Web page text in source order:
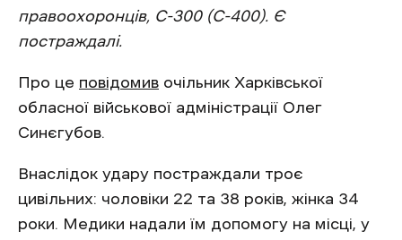
правоохоронців, С-300 (С-400). Є
постраждалі.
Про це повідомив очільник Харківської
обласної військової адміністрації Олег
Синєгубов.
Внаслідок удару постраждали троє
цивільних: чоловіки 22 та 38 років, жінка 34
роки. Медики надали їм допомогу на місці, у